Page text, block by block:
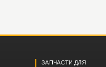
ЗАПЧАСТИ ДЛЯ